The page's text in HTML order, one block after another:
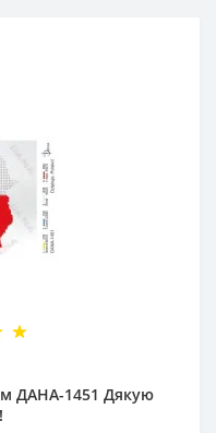
ДАНА-1451 Дякую